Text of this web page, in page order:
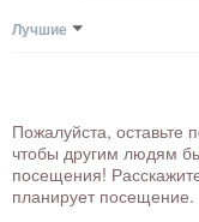
Лучшие
Пожалуйста, оставьте
чтобы другим людям
посещения!
планирует посещение.